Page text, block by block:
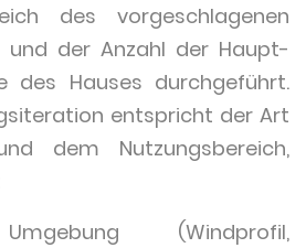
des vorgeschlagenen
und der Anzahl der Haupt-
des Hauses durchgeführt.
entspricht der Art
dem Nutzungsbereich,
(Windprofil,